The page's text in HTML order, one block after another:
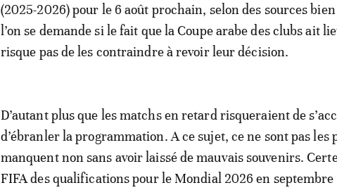
(2025-2026) pour le 6 août prochain, selon des sources
l’on se demande si le fait que la Coupe arabe des clubs ait
risque pas de les contraindre à revoir leur décision.
D’autant plus que les matchs en retard risqueraient de
d’ébranler la programmation. A ce sujet, ce ne sont pas les
manquent non sans avoir laissé de mauvais souvenirs.
FIFA des qualifications pour le Mondial 2026 en